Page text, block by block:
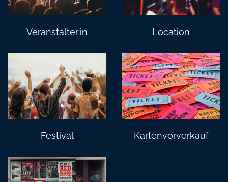
Veranstalter:in Location
Festival Kartenvorverkauf